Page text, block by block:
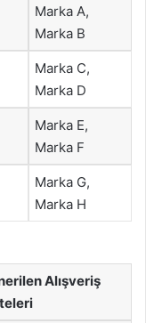
Marka A,
Marka B
Marka C,
Marka D
Marka E,
Marka F
Marka G,
Marka H
Alışveriş